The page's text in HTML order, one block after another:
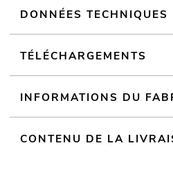
DONNÉES TECHNIQUES
TÉLÉCHARGEMENTS
INFORMATIONS DU
CONTENU DE LA